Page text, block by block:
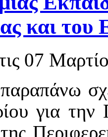
και του
07
για